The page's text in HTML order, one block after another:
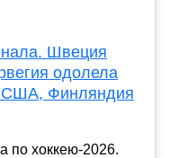
Швеция
одолела
США, Финляндия
по хоккею-2026.